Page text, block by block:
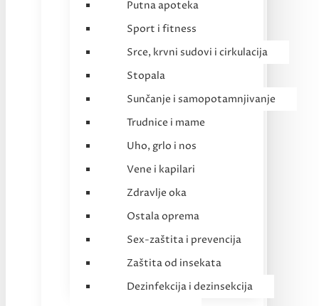
Putna apoteka
Sport i fitness
Srce, krvni sudovi i cirkulacija
Stopala
Sunčanje i samopotamnjivanje
Trudnice i mame
Uho, grlo i nos
Vene i kapilari
Zdravlje oka
Ostala oprema
Sex-zaštita i prevencija
Zaštita od insekata
Dezinfekcija i dezinsekcija